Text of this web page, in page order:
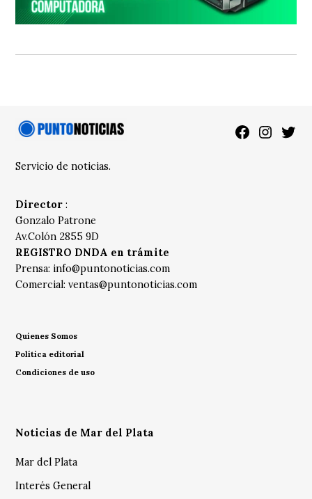
Facebook
Servicio de noticias.
Director :
Gonzalo Patrone
Av.Colón 2855 9D
REGISTRO DNDA en trámite
Prensa: info@puntonoticias.com
Comercial:ventas@puntonoticias.com
Quienes Somos
Política editorial
Condiciones de uso
Noticias de Mar del Plata
Mar del Plata
Interés General